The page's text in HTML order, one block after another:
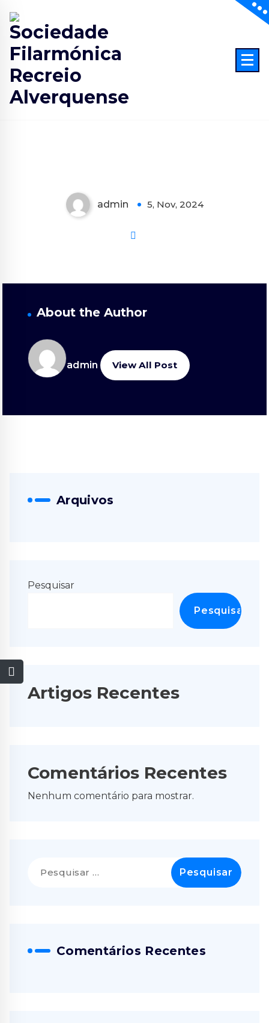
content
admin 5, Nov, 2024
About the Author
admin View All Post
Arquivos
Pesquisar
Pesquisar
Artigos Recentes
Comentários Recentes
Nenhum comentário para mostrar.
por:
Comentários Recentes